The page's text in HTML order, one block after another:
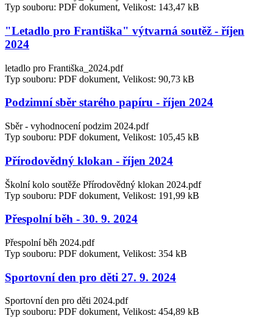
Typ souboru: PDF dokument, Velikost: 143,47 kB
"Letadlo pro Františka" výtvarná soutěž - říjen
2024
letadlo pro Františka_2024.pdf
Typ souboru: PDF dokument, Velikost: 90,73 kB
Podzimní sběr starého papíru - říjen 2024
Sběr - vyhodnocení podzim 2024.pdf
Typ souboru: PDF dokument, Velikost: 105,45 kB
Přírodovědný klokan - říjen 2024
Školní kolo soutěže Přírodovědný klokan 2024.pdf
Typ souboru: PDF dokument, Velikost: 191,99 kB
Přespolní běh - 30. 9. 2024
Přespolní běh 2024.pdf
Typ souboru: PDF dokument, Velikost: 354 kB
Sportovní den pro děti 27. 9. 2024
Sportovní den pro děti 2024.pdf
Typ souboru: PDF dokument, Velikost: 454,89 kB